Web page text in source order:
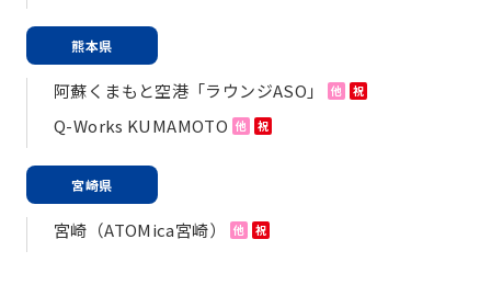
熊本県
阿蘇くまもと空港「ラウンジASO」 他 祝
Q-Works KUMAMOTO 他 祝
宮崎県
宮崎（ATOMica宮崎） 他 祝